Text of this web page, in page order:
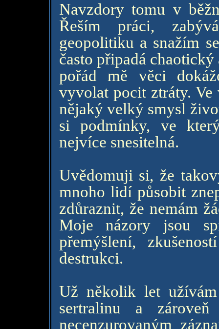
Navzdory tomu v
Řeším práci,
geopolitiku a snažím
často připadá
pořád mě věci
vyvolat pocit ztráty. Ve
nějaký velký smysl
si podmínky, ve
nejvíce snesitelná.
Uvědomuji si, že
mnoho lidí působit
zdůraznit, že nemám
Moje názory jsou
přemýšlení,
destrukci.
Už několik let užívám
sertralinu a
necenzurovaným